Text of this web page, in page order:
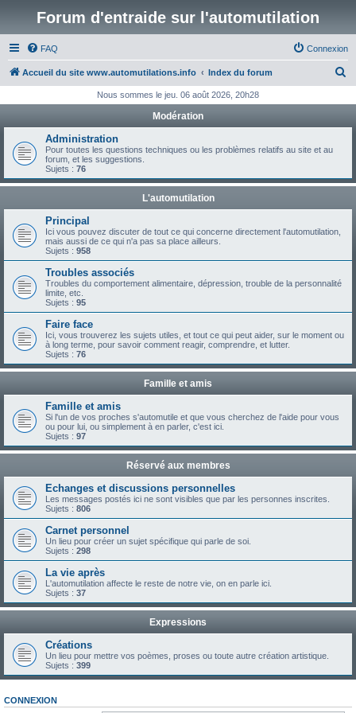
Forum d'entraide sur l'automutilation
FAQ Connexion
Accueil du site www.automutilations.info Index du forum
h
c
Nous sommes le jeu. 06 août 2026, 20h28
Modération
Administration
Pour toutes les questions techniques ou les problèmes relatifs au site et au
forum, et les suggestions.
Sujets : 76
L'automutilation
Principal
Ici vous pouvez discuter de tout ce qui concerne directement l'automutilation,
mais aussi de ce qui n'a pas sa place ailleurs.
Sujets : 958
Troubles associés
Troubles du comportement alimentaire, dépression, trouble de la personnalité
limite, etc.
Sujets : 95
Faire face
Ici, vous trouverez les sujets utiles, et tout ce qui peut aider, sur le moment ou
à long terme, pour savoir comment reagir, comprendre, et lutter.
Sujets : 76
Famille et amis
Famille et amis
Si l'un de vos proches s'automutile et que vous cherchez de l'aide pour vous
ou pour lui, ou simplement à en parler, c'est ici.
Sujets : 97
Réservé aux membres
Echanges et discussions personnelles
Les messages postés ici ne sont visibles que par les personnes inscrites.
Sujets : 806
Carnet personnel
Un lieu pour créer un sujet spécifique qui parle de soi.
Sujets : 298
La vie après
L'automutilation affecte le reste de notre vie, on en parle ici.
Sujets : 37
Expressions
Créations
Un lieu pour mettre vos poèmes, proses ou toute autre création artistique.
Sujets : 399
CONNEXION